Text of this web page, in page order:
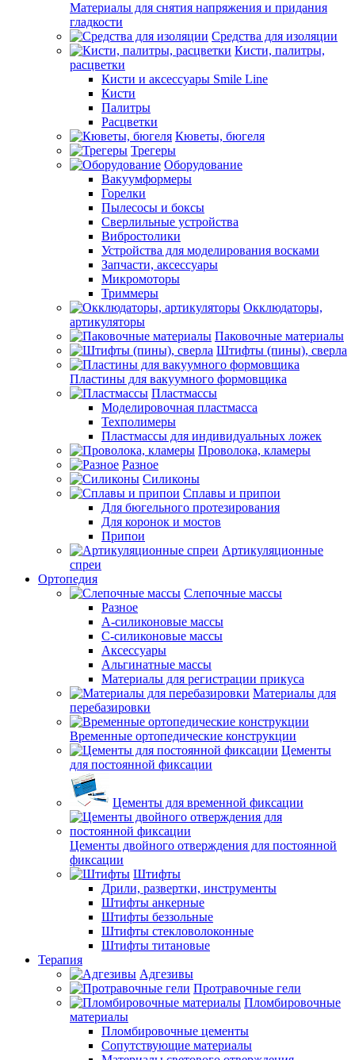
Материалы для снятия напряжения и придания
гладкости
Средства для изоляции
Кисти, палитры,
расцветки
Кисти и аксессуары Smile Line
Кисти
Палитры
Расцветки
Кюветы, бюгеля
Трегеры
Оборудование
Вакуумформеры
Горелки
Пылесосы и боксы
Сверлильные устройства
Вибростолики
Устройства для моделирования восками
Запчасти, аксессуары
Микромоторы
Триммеры
Окклюдаторы,
артикуляторы
Паковочные материалы
Штифты (пины), сверла
Пластины для вакуумного формовщика
Пластмассы
Моделировочная пластмасса
Техполимеры
Пластмассы для индивидуальных ложек
Проволока, кламеры
Разное
Силиконы
Сплавы и припои
Для бюгельного протезирования
Для коронок и мостов
Припои
Артикуляционные
спреи
Ортопедия
Слепочные массы
Разное
А-силиконовые массы
С-силиконовые массы
Аксессуары
Альгинатные массы
Материалы для регистрации прикуса
Материалы для
перебазировки
Временные ортопедические конструкции
Цементы
для постоянной фиксации
Цементы для временной фиксации
Цементы двойного отверждения для постоянной
фиксации
Штифты
Дрили, развертки, инструменты
Штифты анкерные
Штифты беззольные
Штифты стекловолоконные
Штифты титановые
Терапия
Адгезивы
Протравочные гели
Пломбировочные
материалы
Пломбировочные цементы
Сопутствующие материалы